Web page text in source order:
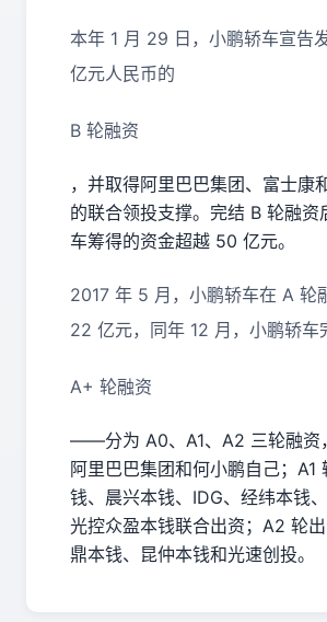
本年 1 月 29 日，小鹏轿车宣告
亿元人民币的
B 轮融资
，并取得阿里巴巴集团、富士康
的联合领投支撑。完结 B 轮融资
车筹得的资金超越 50 亿元。
2017 年 5 月，小鹏轿车在 A 轮
22 亿元，同年 12 月，小鹏轿车
A+ 轮融资
——分为 A0、A1、A2 三轮融资
阿里巴巴集团和何小鹏自己；A1
钱、晨兴本钱、IDG、经纬本钱
光控众盈本钱联合出资；A2 轮
鼎本钱、昆仲本钱和光速创投。